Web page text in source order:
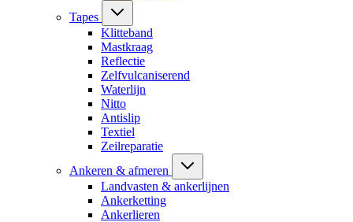
Tapes
Klitteband
Mastkraag
Reflectie
Zelfvulcaniserend
Waterlijn
Nitto
Antislip
Textiel
Zeilreparatie
Ankeren & afmeren
Landvasten & ankerlijnen
Ankerketting
Ankerlieren